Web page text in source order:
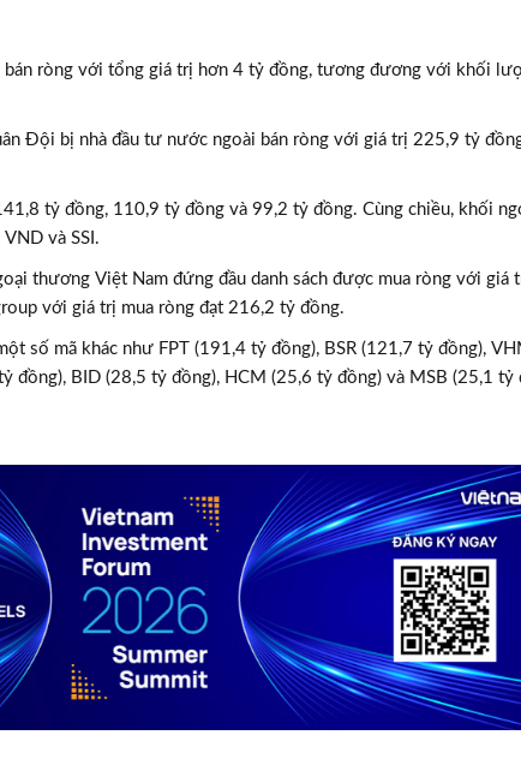
ròng với tổng giá trị hơn 4 tỷ đồng, tương đương với khối
Đội bị nhà đầu tư nước ngoài bán ròng với giá trị 225,9 tỷ
tỷ đồng, 110,9 tỷ đồng và 99,2 tỷ đồng. Cùng chiều, khối
và SSI.
thương Việt Nam đứng đầu danh sách được mua ròng với giá
với giá trị mua ròng đạt 216,2 tỷ đồng.
số mã khác như FPT (191,4 tỷ đồng), BSR (121,7 tỷ đồng),
đồng), BID (28,5 tỷ đồng), HCM (25,6 tỷ đồng) và MSB (25,1 tỷ